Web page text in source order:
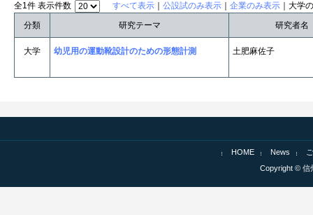
全1件 表示件数 すべて表示 公設試のみ表示 企業のみ表示 ｜大学
分類
研究テーマ 研究者名
大学 幼児用の運動靴設計のための形態計測 土肥麻佐子
HOME News
Copyright © 信